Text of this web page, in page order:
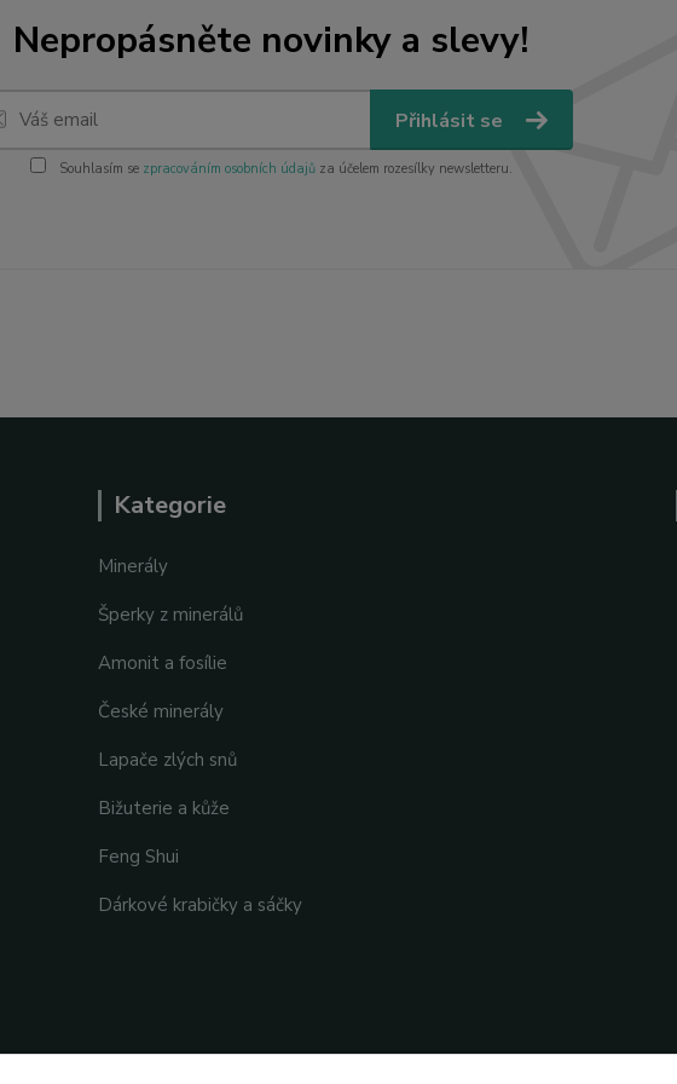
Nepropásněte novinky a slevy!
Přihlásit se
Souhlasím se zpracováním osobních údajůza účelem rozesílky newsletteru.
Kategorie
Minerály
Šperky z minerálů
Amonit a fosílie
České minerály
Lapače zlých snů
Bižuterie a kůže
Feng Shui
Dárkové krabičky a sáčky